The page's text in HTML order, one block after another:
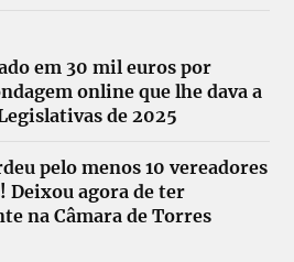
em 30 mil euros por
online que lhe dava a
de 2025
pelo menos 10 vereadores
Deixou agora de ter
na Câmara de Torres